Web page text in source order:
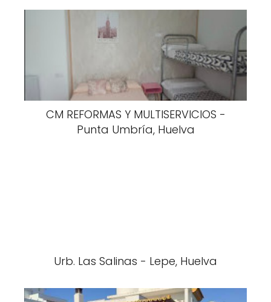
CM REFORMAS Y MULTISERVICIOS -
Punta Umbría, Huelva
Urb. Las Salinas - Lepe, Huelva